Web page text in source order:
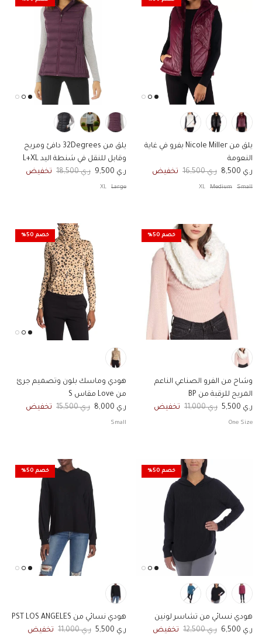
يلق من Nicole Miller بفرو في غاية
النعومة
السعر الان
ر.ي 8,500 السعر الاصلي
ر.ي 16,500 تخفيض
Small
Medium
XL
يلق من 32Degrees دافئ ومريح
وقابل للنقل في شنطة اليد L+XL
السعر الان
ر.ي 9,500 السعر الاصلي
ر.ي 18,500 تخفيض
Large
XL
خصم 50%
وشاح من الفرو الصناعي الناعم
المريح للرقبة من BP
السعر الان
ر.ي 5,500 السعر الاصلي
ر.ي 11,000 تخفيض
One Size
خصم 50%
هودي وماسك بلون وتصميم جرئ
من Love مقاس S
السعر الان
ر.ي 8,000 السعر الاصلي
ر.ي 15,500 تخفيض
Small
خصم 50%
هودي نسائي من تشاسر لونين
السعر الان
ر.ي 6,500 السعر الاصلي
ر.ي 12,500 تخفيض
خصم 50%
هودي نسائي من PST LOS ANGELES
السعر الان
ر.ي 5,500 السعر الاصلي
ر.ي 11,000 تخفيض